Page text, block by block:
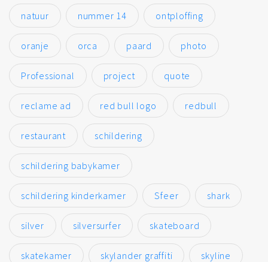
natuur nummer 14 ontploffing
oranje orca paard photo
Professional project quote
reclame ad red bull logo redbull
restaurant schildering
schildering babykamer
schildering kinderkamer Sfeer shark
silver silversurfer skateboard
skatekamer skylander graffiti skyline